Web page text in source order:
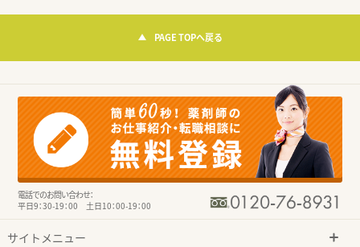
PAGE TOPへ戻る
電話でのお問い合わせ：
平日9：30-19：00 土日10：00-19：00
サイトメニュー